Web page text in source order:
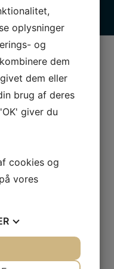
kunder
De
med ekstern
min
Det
prøvet.
oplysninger
og
dem
dem eller
brug af deres
giver du
cookies og
vores